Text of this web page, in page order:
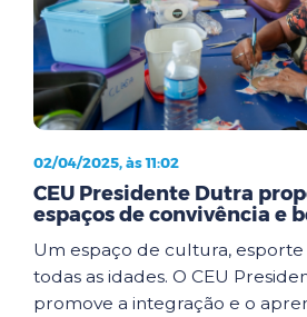
02/04/2025, às 11:02
CEU Presidente Dutra
espaços de convivência e
Um espaço de cultura,
todas as idades. O CEU
promove a integração e o